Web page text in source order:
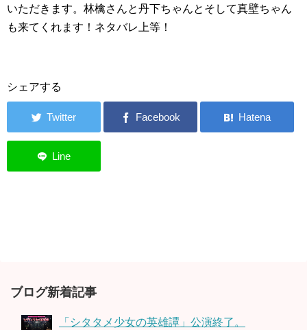
いただきます。林檎さんと丹下ちゃんとそして真壁ちゃん
も来てくれます！ネタバレ上等！
シェアする
ブログ新着記事
「シタタメ少女の英雄譚」公演終了。